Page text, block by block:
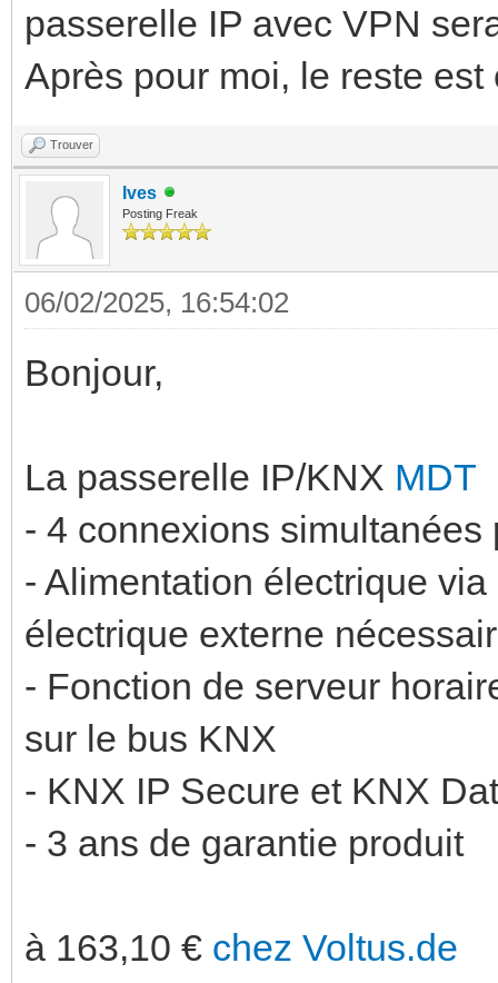
passerelle IP avec VPN
Après pour moi, le reste est
Trouver
Ives
Posting Freak
06/02/2025, 16:54:02
Bonjour,
La passerelle IP/KNX MDT
- 4 connexions simultanées
- Alimentation électrique
électrique externe
- Fonction de serveur
sur le bus KNX
- KNX IP Secure et KNX
- 3 ans de garantie produit
à 163,10 € chez Voltus.de